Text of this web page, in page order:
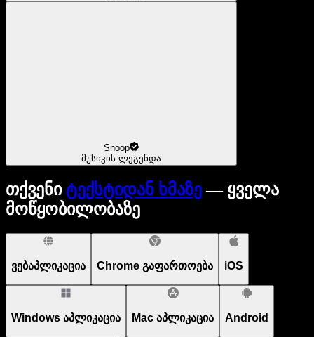
Snoop
მუსიკის ლეგენდა
თქვენი ტექსტიდან ხმაზე— ყველა
მოწყობილობაზე
ვებაპლიკაცია Chrome გაფართოება iOS
Windows აპლიკაცია Mac აპლიკაცია Android